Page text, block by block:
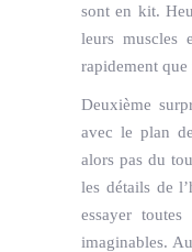
sont en kit.
leurs muscles
rapidement que
Deuxième
avec le plan
alors pas du
les détails de
essayer
imaginables.